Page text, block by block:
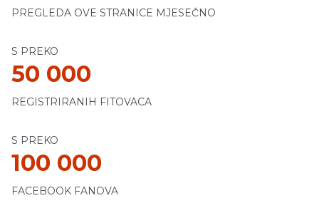
PREGLEDA OVE STRANICE MJESEČNO
S PREKO
50 000
REGISTRIRANIH FITOVACA
S PREKO
100 000
FACEBOOK FANOVA